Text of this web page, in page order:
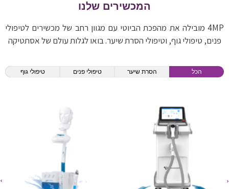
המכשירים שלנו
4MP מובילה את מהפכת הביוטי עם מגוון רחב של מכשירים לטיפולי
פנים, טיפולי גוף, וטיפולי הסרת שיער. בואו לגלות עולם של אסתטיקה
הכל הסרת שיער טיפולי פנים טיפולי גוף